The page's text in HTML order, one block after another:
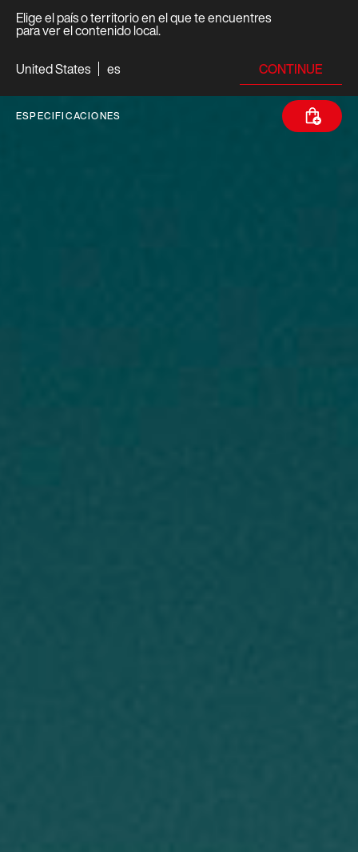
Elige el país o territorio en el que te encuentres
para ver el contenido local.
United States
es CONTINUE
ESPECIFICACIONES